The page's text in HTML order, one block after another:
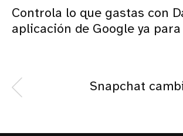
Controla lo que gastas con
aplicación de Google ya
Snapchat